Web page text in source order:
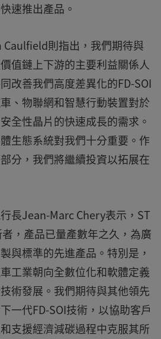
速推出產品。
則指出，我們期待與
值鏈上下游的主要利益關係人
改善我們高度差異化的FD-SOI
、物聯網和智慧行動裝置對於
全性晶片的快速成長的需求。
生態系統對我們十分重要。作
分，我們將繼續投資以拓展在
長Jean-Marc Chery表示，ST
，產品已量產數年之久，為廣
與標準的先進產品。特別是，
工業朝向全數位化和軟體定義
術發展。我們期待與其他領先
一代FD-SOI技術，以協助客戶
支援經濟減碳過程中克服其所